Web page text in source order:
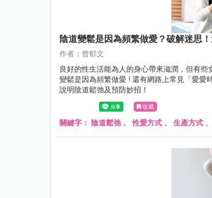
陰道變鬆是因為頻繁做愛？破解迷思
作者：曾郁文
良好的性生活能為人的身心帶來滋潤，但有些女
變鬆是因為頻繁做愛 ! 還有網路上常見「愛愛
說明陰道鬆弛及預防妙招！
收藏
關鍵字： 陰道鬆弛、性愛方式 、 生產方式 、